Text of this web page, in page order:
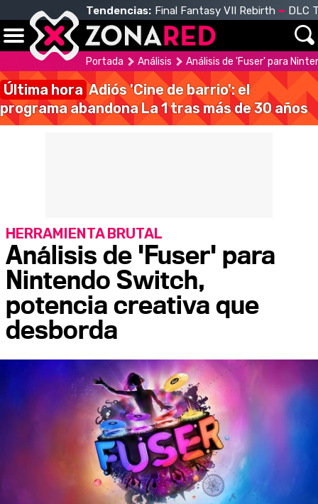
Tendencias: Final Fantasy VII Rebirth DLC
Portada Análisis Análisis de 'Fuser' para
Última hora Adiós 'Cine de barrio': el
programa abandona La 1 tras más de 30 años
Análisis de 'Fuser' para
Nintendo Switch,
potencia creativa que
desborda
HERRAMIENTA BRUTAL